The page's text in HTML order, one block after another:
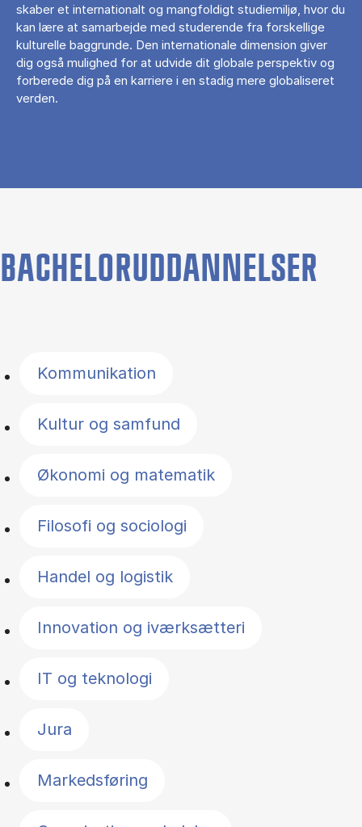
skaber et internationalt og mangfoldigt studiemiljø, hvor du
kan lære at samarbejde med studerende fra forskellige
kulturelle baggrunde. Den internationale dimension giver
dig også mulighed for at udvide dit globale perspektiv og
forberede dig på en karriere i en stadig mere globaliseret
verden.
BACHELORUDDANNELSER
Kommunikation
Kultur og samfund
Økonomi og matematik
Filosofi og sociologi
Handel og logistik
Innovation og iværksætteri
IT og teknologi
Jura
Markedsføring